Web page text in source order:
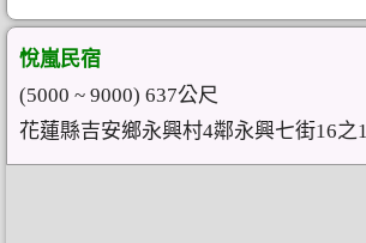
悅嵐民宿
(5000 ~ 9000) 637公尺
花蓮縣吉安鄉永興村4鄰永興七街16之